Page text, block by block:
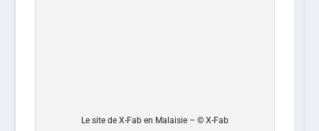
Le site de X-Fab en Malaisie – © X-Fab